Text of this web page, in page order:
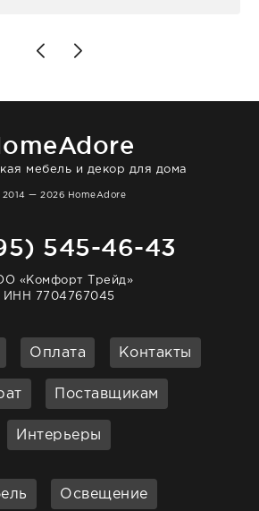
остальные приборы -
на следующий день к
быстро. Взаимодействием
мебель и декор для дома
2014 — 2026 HomeAdore
545-46-43
«Комфорт Трейд»
ИНН 7704767045
Оплата Контакты
Поставщикам
Интерьеры
Освещение